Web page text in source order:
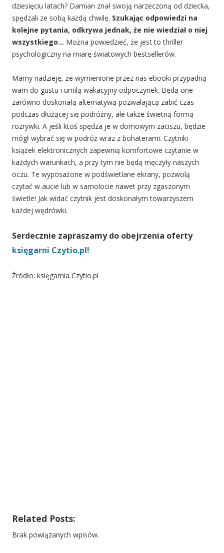
dziesięciu latach? Damian znał swoją narzeczoną od dziecka,
spędzali ze sobą każdą chwilę. Szukając odpowiedzi na
kolejne pytania, odkrywa jednak, że nie wiedział o niej
wszystkiego… Można powiedzieć, że jest to thriller
psychologiczny na miarę światowych bestsellerów.
Mamy nadzieję, że wymienione przez nas ebooki przypadną
wam do gustu i umilą wakacyjny odpoczynek. Będą one
zarówno doskonałą alternatywą pozwalającą zabić czas
podczas dłużącej się podróżny, ale także świetną formą
rozrywki. A jeśli ktoś spędza je w domowym zaciszu, będzie
mógł wybrać się w podróż wraz z bohaterami. Czytniki
książek elektronicznych zapewnią komfortowe czytanie w
każdych warunkach, a przy tym nie będą męczyły naszych
oczu. Te wyposażone w podświetlane ekrany, pozwolą
czytać w aucie lub w samolocie nawet przy zgaszonym
świetle! Jak widać czytnik jest doskonałym towarzyszem
każdej wędrówki.
Serdecznie zapraszamy do obejrzenia oferty
księgarni Czytio.pl!
Źródło: księgarnia Czytio.pl
Related Posts:
Brak powiązanych wpisów.